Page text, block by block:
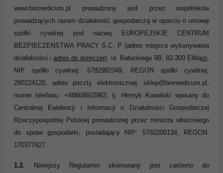
www.biomedicum.pl prowadzony jest przez wspólników
prowadzących razem działalność gospodarczą w oparciu o umowę
spółki cywilnej pod nazwą EUROPEJSKIE CENTRUM
BEZPIECZEŃSTWA PRACY S.C. P (adres miejsca wykonywania
działalności iadres do doręczeń: ul. Bałuckiego 9B, 82-300 Elbląg),
NIP spółki cywilnej: 5782982349, REGON spółki cywilnej:
280224120, adres poczty elektronicznej: sklep@biomedicum.pl,
numer telefonu: +48668602962, tj. Henryk Kowalski wpisany do
Centralnej Ewidencji i Informacji o Działalności Gospodarczej
Rzeczypospolitej Polskiej prowadzonej przez ministra właściwego
do spraw gospodarki, posiadający NIP: 5782200134, REGON:
170377827.
1.2. Niniejszy Regulamin skierowany jest zarówno do